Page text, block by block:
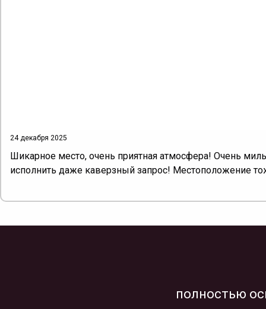
24 декабря 2025
Шикарное место, очень приятная атмосфера! Очень
исполнить даже каверзный запрос! Местоположение
полностью